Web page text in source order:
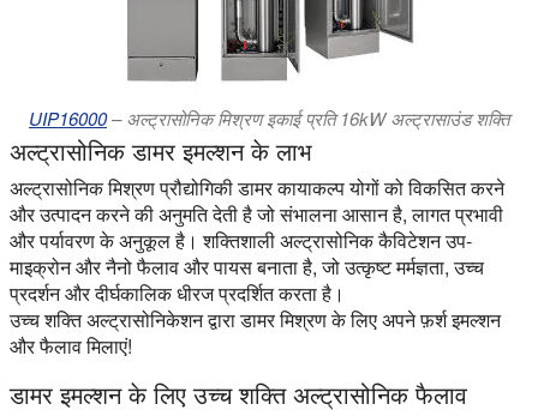
UIP16000– अल्ट्रासोनिक मिश्रण इकाई प्रति 16kW अल्ट्रासाउंड शक्ति
अल्ट्रासोनिक डामर इमल्शन के लाभ
अल्ट्रासोनिक मिश्रण प्रौद्योगिकी डामर कायाकल्प योगों को विकसित करने
और उत्पादन करने की अनुमति देती है जो संभालना आसान है, लागत प्रभावी
और पर्यावरण के अनुकूल है। शक्तिशाली अल्ट्रासोनिक कैविटेशन उप-
माइक्रोन और नैनो फैलाव और पायस बनाता है, जो उत्कृष्ट मर्मज्ञता, उच्च
प्रदर्शन और दीर्घकालिक धीरज प्रदर्शित करता है।
उच्च शक्ति अल्ट्रासोनिकेशन द्वारा डामर मिश्रण के लिए अपने फ़र्श इमल्शन
और फैलाव मिलाएं!
डामर इमल्शन के लिए उच्च शक्ति अल्ट्रासोनिक फैलाव